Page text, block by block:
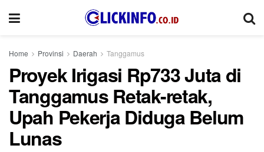
Home Provinsi Daerah Tanggamus
Proyek Irigasi Rp733 Juta di
Tanggamus Retak-retak,
Upah Pekerja Diduga Belum
Lunas